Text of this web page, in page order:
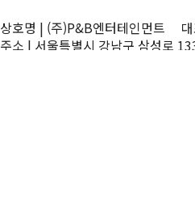
상호명 | (주)P&B엔터테인먼트
주소 | 서울특별시 강남구 삼성로